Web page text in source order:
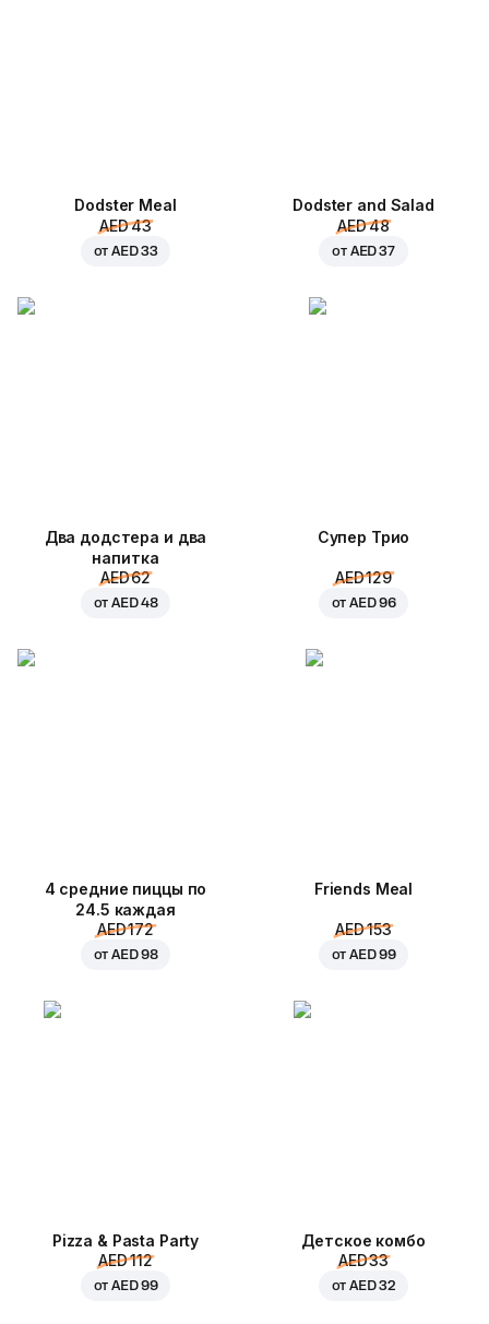
Dodster Meal
AED 43
отAED 33
Dodster and Salad
AED 48
от AED 37
Два додстера и два
напитка
AED 62
отAED 48
Супер Трио
AED 129
отAED 96
4 средние пиццы по
24.5 каждая
AED 172
отAED 98
Friends Meal
AED 153
отAED 99
Pizza & Pasta Party
AED 112
отAED 99
Детское комбо
AED 33
отAED 32